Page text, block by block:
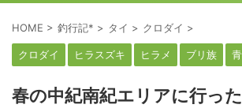
HOME > 釣行記* > タイ > クロダイ >
クロダイ ヒラスズキ ヒラメ ブリ族
春の中紀南紀エリアに行っ